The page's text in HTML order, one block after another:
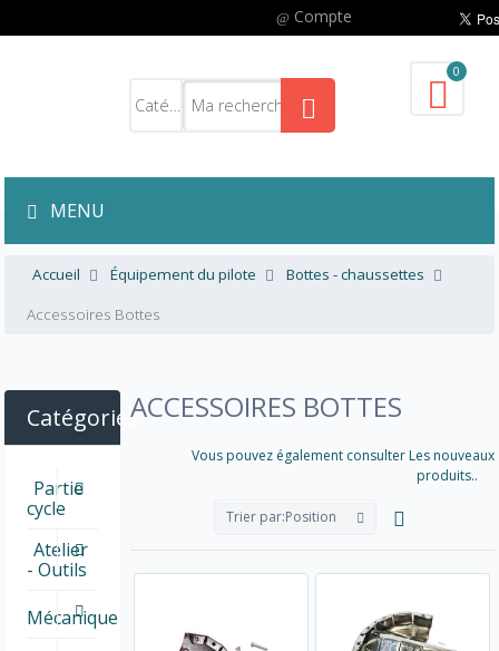
Compte
0
MENU
Accueil Équipement du pilote
Bottes - chaussettes
Accessoires Bottes
ACCESSOIRES BOTTES
Vous pouvez également consulter Les nouveaux
produits..
Trier par:Position
Catégories
Partie
cycle
Atelier
- Outils
Mécanique